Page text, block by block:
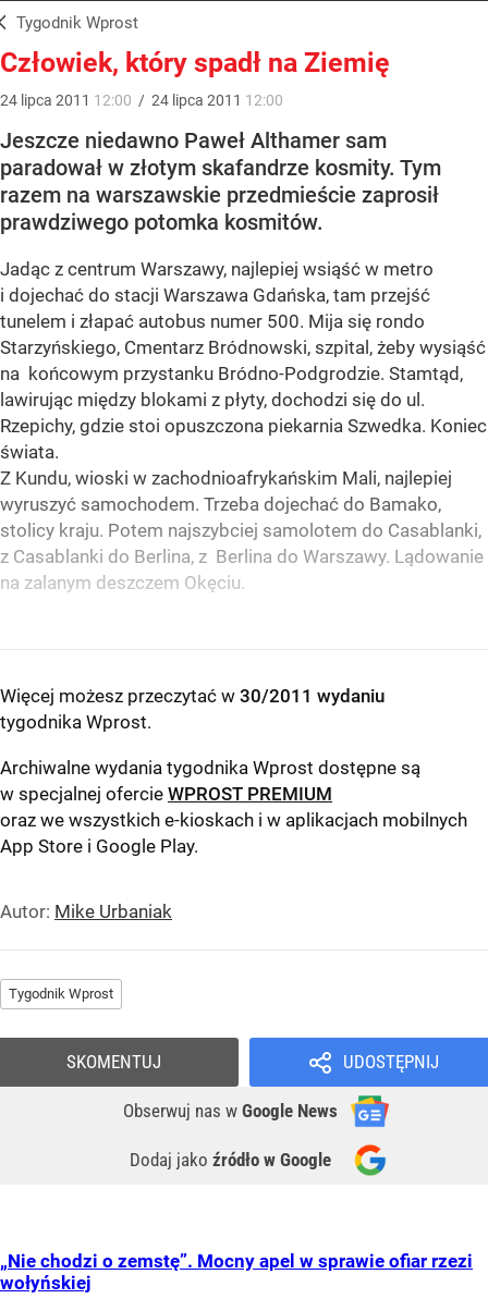
Tygodnik Wprost
Człowiek, który spadł na Ziemię
24 lipca 2011 12:00 / 24 lipca 2011 12:00
Jeszcze niedawno Paweł Althamer sam
paradował w złotym skafandrze kosmity. Tym
razem na warszawskie przedmieście zaprosił
prawdziwego potomka kosmitów.
Jadąc z centrum Warszawy, najlepiej wsiąść w metro
i dojechać do stacji Warszawa Gdańska, tam przejść
tunelem i złapać autobus numer 500. Mija się rondo
Starzyńskiego, Cmentarz Bródnowski, szpital, żeby wysiąść
na końcowym przystanku Bródno-Podgrodzie. Stamtąd,
lawirując między blokami z płyty, dochodzi się do ul.
Rzepichy, gdzie stoi opuszczona piekarnia Szwedka. Koniec
świata.
Z Kundu, wioski w zachodnioafrykańskim Mali, najlepiej
wyruszyć samochodem. Trzeba dojechać do Bamako,
stolicy kraju. Potem najszybciej samolotem do Casablanki,
z Casablanki do Berlina, z Berlina do Warszawy. Lądowanie
na zalanym deszczem Okęciu.
Więcej możesz przeczytać w 30/2011 wydaniu
tygodnika Wprost.
Archiwalne wydania tygodnika Wprost dostępne są
w specjalnej ofercie WPROST PREMIUM
oraz we wszystkich e-kioskach i w aplikacjach mobilnych
App Store i Google Play.
Autor: Mike Urbaniak
Tygodnik Wprost
UDOSTĘPNIJ
Obserwuj nas w Google News
Dodaj jako źródło w Google
SKOMENTUJ
„Nie chodzi o zemstę”. Mocny apel w sprawie ofiar rzezi
wołyńskiej